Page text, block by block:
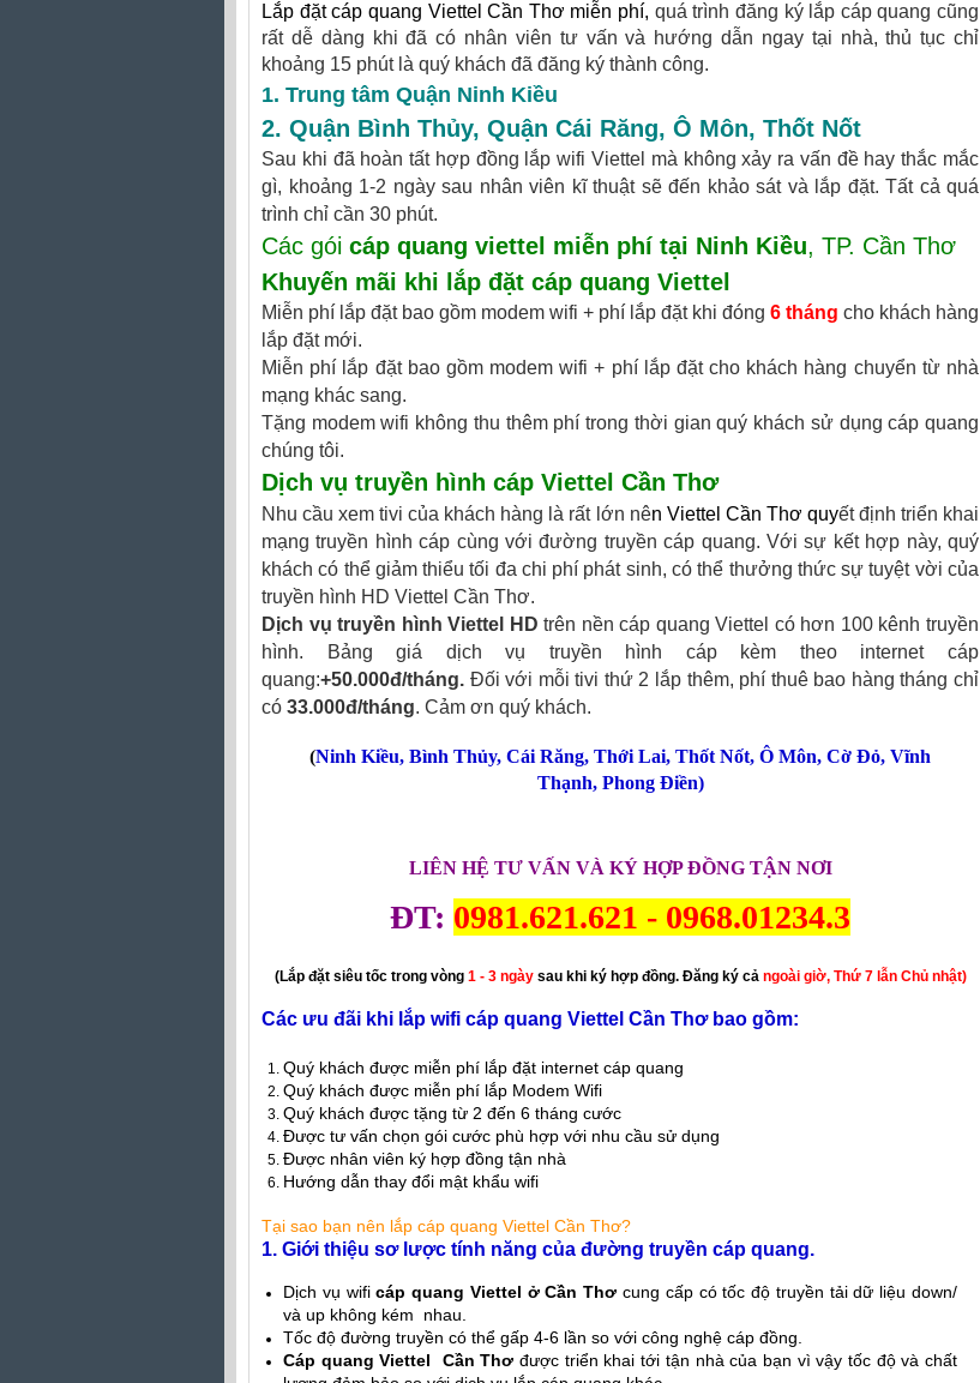
Lắp đặt cáp quang Viettel Cần Thơ miễn phí, quá trình đăng ký lắp cáp quang cũng
rất dễ dàng khi đã có nhân viên tư vấn và hướng dẫn ngay tại nhà, thủ tục chỉ
khoảng 15 phút là quý khách đã đăng ký thành công.
1. Trung tâm Quận Ninh Kiều
2. Quận Bình Thủy, Quận Cái Răng, Ô Môn, Thốt Nốt
Sau khi đã hoàn tất hợp đồng lắp wifi Viettel mà không xảy ra vấn đề hay thắc mắc
gì, khoảng 1-2 ngày sau nhân viên kĩ thuật sẽ đến khảo sát và lắp đặt. Tất cả quá
trình chỉ cần 30 phút.
Các gói cáp quang viettel miễn phí tại Ninh Kiều, TP. Cần Thơ
Khuyến mãi khi lắp đặt cáp quang Viettel
Miễn phí lắp đặt bao gồm modem wifi + phí lắp đặt khi đóng 6 tháng cho khách hàng
lắp đặt mới.
Miễn phí lắp đặt bao gồm modem wifi + phí lắp đặt cho khách hàng chuyển từ nhà
mạng khác sang.
Tặng modem wifi không thu thêm phí trong thời gian quý khách sử dụng cáp quang
chúng tôi.
Dịch vụ truyền hình cáp Viettel Cần Thơ
Nhu cầu xem tivi của khách hàng là rất lớn nên Viettel Cần Thơ quyết định triển khai
mạng truyền hình cáp cùng với đường truyền cáp quang. Với sự kết hợp này, quý
khách có thể giảm thiểu tối đa chi phí phát sinh, có thể thưởng thức sự tuyệt vời của
truyền hình HD Viettel Cần Thơ.
Dịch vụ truyền hình Viettel HD trên nền cáp quang Viettel có hơn 100 kênh truyền
hình. Bảng giá dịch vụ truyền hình cáp kèm theo internet cáp
quang:+50.000đ/tháng. Đối với mỗi tivi thứ 2 lắp thêm, phí thuê bao hàng tháng chỉ
có 33.000đ/tháng. Cảm ơn quý khách.
(Ninh Kiều, Bình Thủy, Cái Răng, Thới Lai, Thốt Nốt, Ô Môn, Cờ Đỏ, Vĩnh
Thạnh, Phong Điền)
LIÊN HỆ TƯ VẤN VÀ KÝ HỢP ĐỒNG TẬN NƠI
ĐT: 0981.621.621 - 0968.01234.3
(Lắp đặt siêu tốc trong vòng 1 - 3 ngày sau khi ký hợp đồng. Đăng ký cả ngoài giờ, Thứ 7 lẫn Chủ nhật)
Các ưu đãi khi lắp wifi cáp quang Viettel Cần Thơ bao gồm:
Quý khách được miễn phí lắp đặt internet cáp quang
Quý khách được miễn phí lắp Modem Wifi
Quý khách được tặng từ 2 đến 6 tháng cước
Được tư vấn chọn gói cước phù hợp với nhu cầu sử dụng
Được nhân viên ký hợp đồng tận nhà
Hướng dẫn thay đổi mật khẩu wifi
Tại sao bạn nên lắp cáp quang Viettel Cần Thơ?
1. Giới thiệu sơ lược tính năng của đường truyền cáp quang.
Dịch vụ wificáp quang Viettel ở Cần Thơ cung cấp có tốc độ truyền tải dữ liệu down/
và up không kém nhau.
Tốc độ đường truyền có thể gấp 4-6 lần so với công nghệ cáp đồng.
Cáp quang Viettel Cần Thơ được triển khai tới tận nhà của bạn vì vậy tốc độ và chất